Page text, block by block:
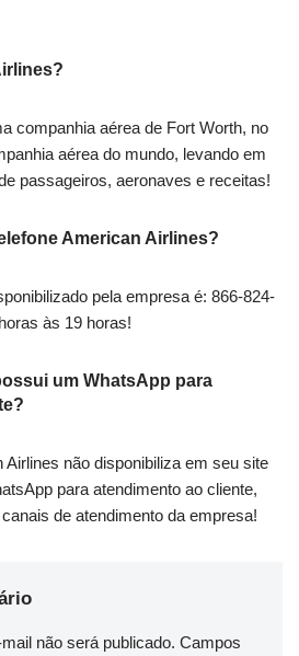
companhia aérea de Fort Worth, no
aérea do mundo, levando em
passageiros, aeronaves e receitas!
American Airlines?
pela empresa é: 866-824-
às 19 horas!
um WhatsApp para
não disponibiliza em seu site
para atendimento ao cliente,
de atendimento da empresa!
não será publicado. Campos